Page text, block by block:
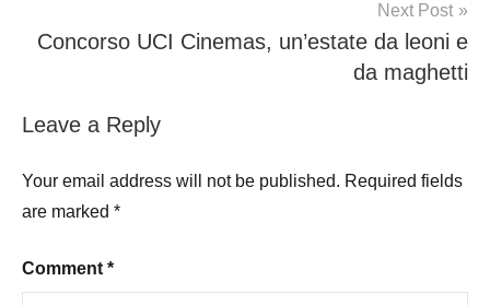
Next Post
Concorso UCI Cinemas, un’estate da leoni e
da maghetti
Leave a Reply
Your email address will not be published. Required fields
are marked *
Comment *